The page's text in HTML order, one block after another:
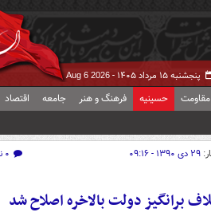
پنجشنبه ۱۵ مرداد ۱۴۰۵ - Aug 6 2026
حسینیه فرهنگ و هنر جامعه اقتصاد
۲۹ دی ۱۳۹۰ - ۰۹:۱۶ ۰ نظر
برانگيز دولت بالاخره اصلاح شد